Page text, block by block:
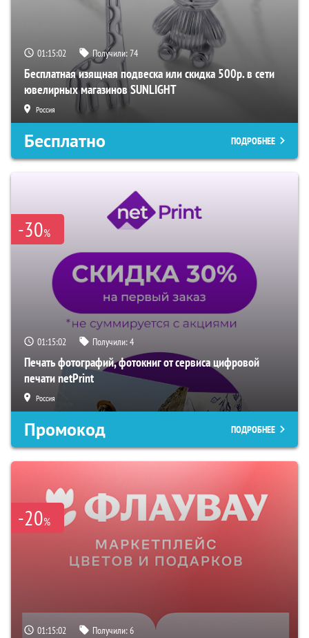
01:15:01 Получили:74
Бесплатная изящная подвеска или скидка 500р. в сети
ювелирных магазинов SUNLIGHT
Россия
Бесплатно ПОДРОБНЕЕ
-30%
01:15:01 Получили:4
Печать фотографий, фотокниг от сервиса цифровой
печати netPrint
Россия
Промокод ПОДРОБНЕЕ
-20%
01:15:01 Получили:6